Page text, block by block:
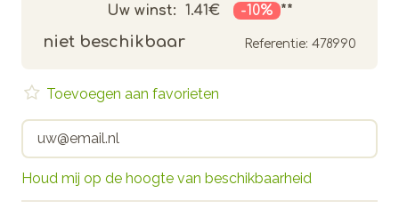
Uw winst: 1.41€ -10% **
niet beschikbaar Referentie: 478990
Houd mij op de hoogte van beschikbaarheid
Toevoegen aan favorieten